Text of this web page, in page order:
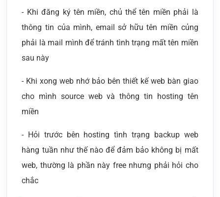
- Khi đăng ký tên miền, chủ thể tên miền phải là
thông tin của mình, email sở hữu tên miền củng
phải là mail mình để tránh tình trạng mất tên miền
sau này
- Khi xong web nhớ bảo bên thiết kế web bàn giao
cho mình source web và thông tin hosting tên
miền
- Hỏi trước bên hosting tình trạng backup web
hàng tuần như thế nào để đảm bảo không bị mất
web, thường là phần này free nhưng phải hỏi cho
chắc